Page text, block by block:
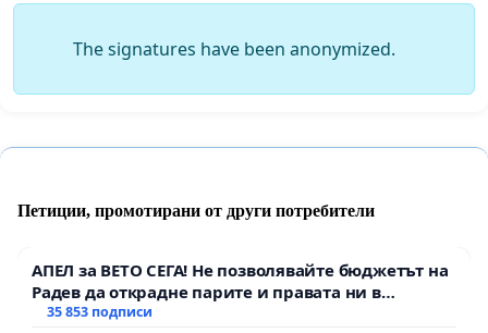
The signatures have been anonymized.
Петиции, промотирани от други потребители
АПЕЛ за ВЕТО СЕГА! Не позволявайте бюджетът на
Радев да открадне парите и правата ни в
тъмното
35 853 подписи